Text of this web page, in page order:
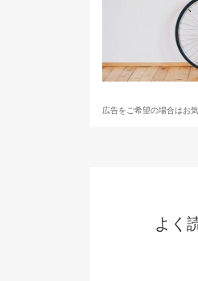
広告をご希望の場合はお
よく